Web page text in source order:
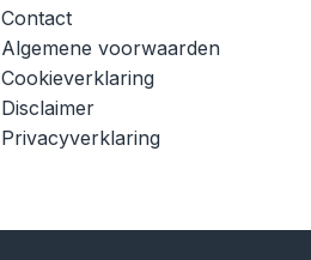
Contact
Algemene voorwaarden
Cookieverklaring
Disclaimer
Privacyverklaring